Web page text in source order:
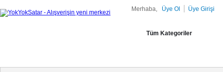
Merhaba, Üye Ol Üye Girişi
Tüm Kategoriler